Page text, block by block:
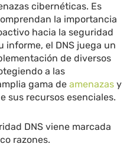
cibernéticas. Es
la importancia
hacia la seguridad
informe, el DNS juega un
de diversos
a las
gama deamenazas y
sus recursos esenciales.
DNS viene marcada
razones.